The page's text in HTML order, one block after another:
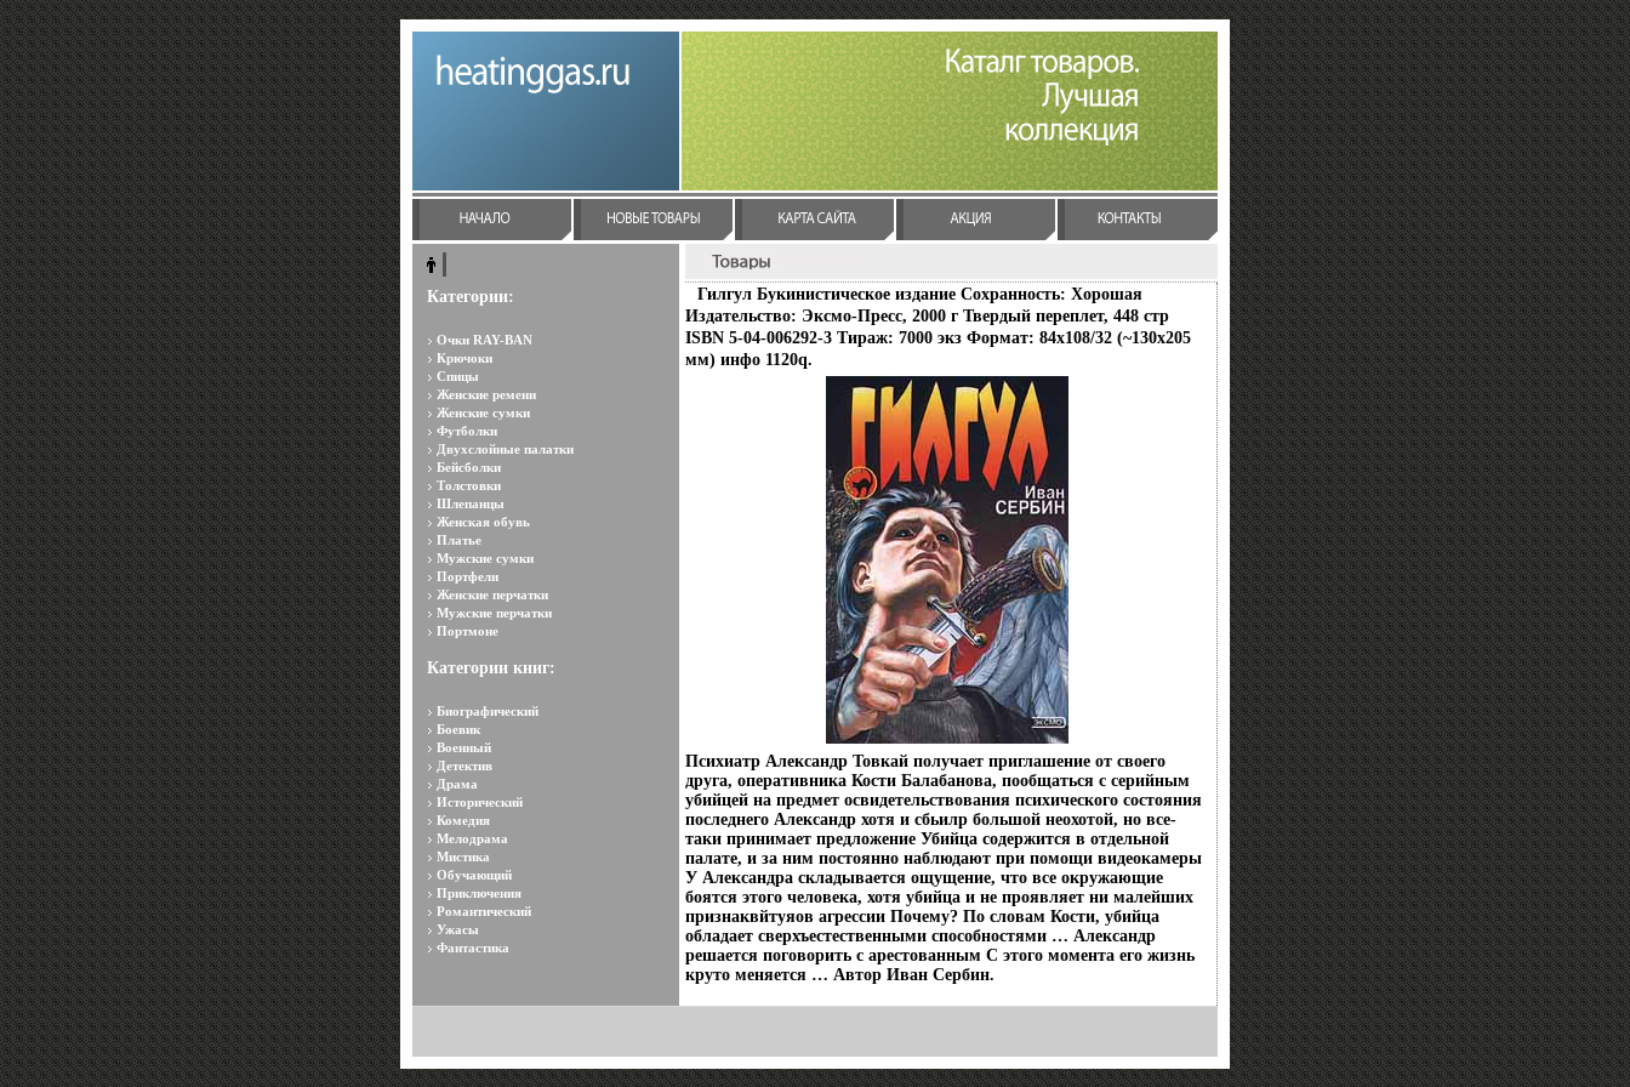
Категории:
Очки RAY-BAN
Крючоки
Спицы
Женские ремени
Женские сумки
Футболки
Двухслойные палатки
Бейсболки
Толстовки
Шлепанцы
Женская обувь
Платье
Мужские сумки
Портфели
Женские перчатки
Мужские перчатки
Портмоне
Категории книг:
Биографический
Боевик
Военный
Детектив
Драма
Исторический
Комедия
Мелодрама
Мистика
Обучающий
Приключения
Романтический
Ужасы
Фантастика
Гилгул Букинистическое издание Сохранность: Хорошая
Издательство: Эксмо-Пресс, 2000 г Твердый переплет, 448 стр
ISBN 5-04-006292-3 Тираж: 7000 экз Формат: 84x108/32 (~130х205
мм) инфо 1120q.
Психиатр Александр Товкай получает приглашение от своего
друга, оперативника Кости Балабанова, пообщаться с серийным
убийцей на предмет освидетельствования психического состояния
последнего Александр хотя и сбьилр большой неохотой, но все-
таки принимает предложение Убийца содержится в отдельной
палате, и за ним постоянно наблюдают при помощи видеокамеры
У Александра складывается ощущение, что все окружающие
боятся этого человека, хотя убийца и не проявляет ни малейших
признаквйтуяов агрессии Почему? По словам Кости, убийца
обладает сверхъестественными способностями … Александр
решается поговорить с арестованным С этого момента его жизнь
круто меняется … Автор Иван Сербин.